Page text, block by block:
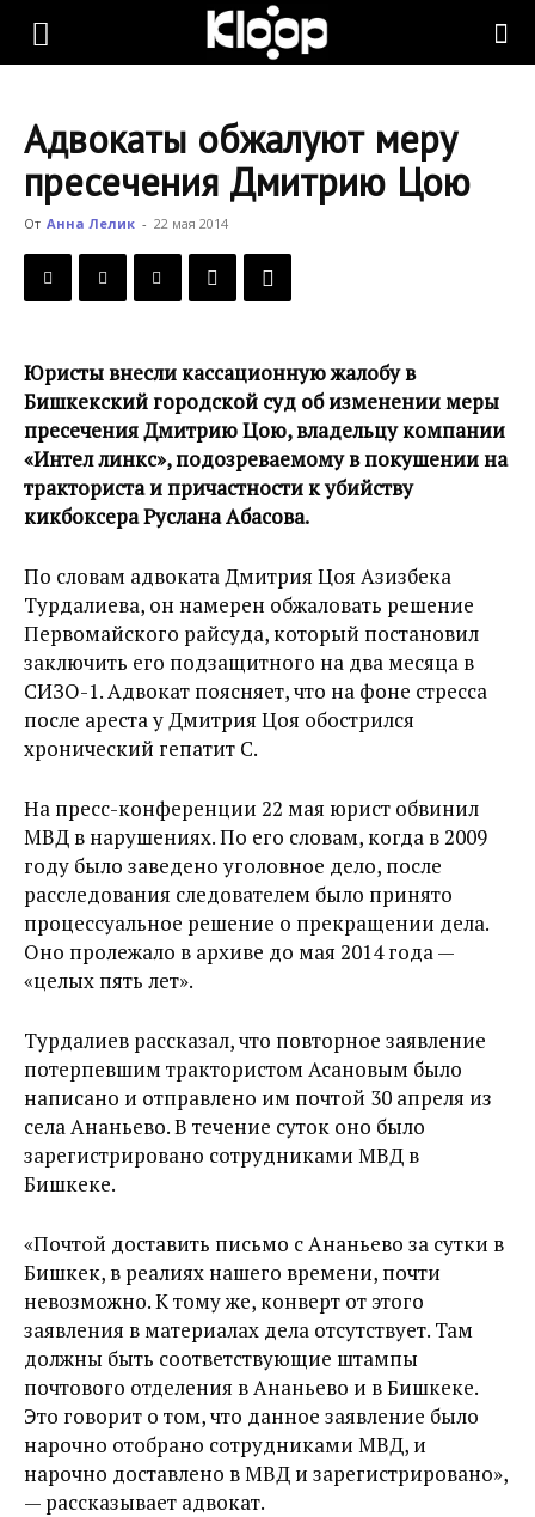
KLOOP.KG
Новости
Адвокаты обжалуют меру
пресечения Дмитрию Цою
От Анна Лелик - 22 мая 2014
Юристы внесли кассационную жалобу в
Бишкекский городской суд об изменении меры
пресечения Дмитрию Цою, владельцу компании
«Интел линкс», подозреваемому в покушении на
тракториста и причастности к убийству
кикбоксера Руслана Абасова.
По словам адвоката Дмитрия Цоя Азизбека
Турдалиева, он намерен обжаловать решение
Первомайского райсуда, который постановил
заключить его подзащитного на два месяца в
СИЗО-1. Адвокат поясняет, что на фоне стресса
после ареста у Дмитрия Цоя обострился
хронический гепатит С.
На пресс-конференции 22 мая юрист обвинил
МВД в нарушениях. По его словам, когда в 2009
году было заведено уголовное дело, после
расследования следователем было принято
процессуальное решение о прекращении дела.
Оно пролежало в архиве до мая 2014 года —
«целых пять лет».
Турдалиев рассказал, что повторное заявление
потерпевшим трактористом Асановым было
написано и отправлено им почтой 30 апреля из
села Ананьево. В течение суток оно было
зарегистрировано сотрудниками МВД в
Бишкеке.
«Почтой доставить письмо с Ананьево за сутки в
Бишкек, в реалиях нашего времени, почти
невозможно. К тому же, конверт от этого
заявления в материалах дела отсутствует. Там
должны быть соответствующие штампы
почтового отделения в Ананьево и в Бишкеке.
Это говорит о том, что данное заявление было
нарочно отобрано сотрудниками МВД, и
нарочно доставлено в МВД и зарегистрировано»,
— рассказывает адвокат.